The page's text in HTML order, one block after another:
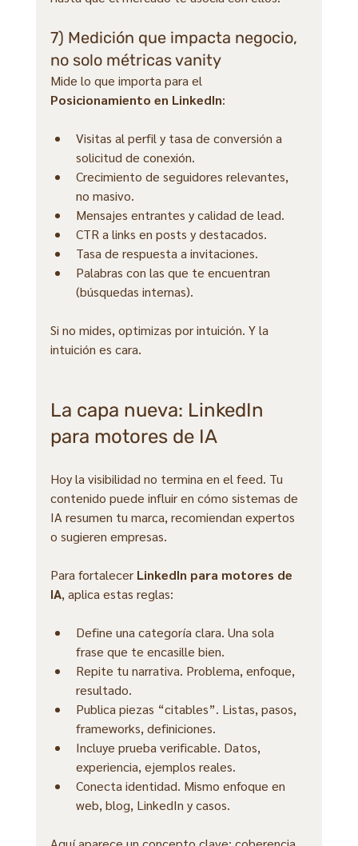
7) Medición que impacta negocio,
no solo métricas vanity
Mide lo que importa para el
Posicionamiento en LinkedIn:
Visitas al perfil y tasa de conversión a
solicitud de conexión.
Crecimiento de seguidores relevantes,
no masivo.
Mensajes entrantes y calidad de lead.
CTR a links en posts y destacados.
Tasa de respuesta a invitaciones.
Palabras con las que te encuentran
(búsquedas internas).
Si no mides, optimizas por intuición. Y la
intuición es cara.
La capa nueva: LinkedIn
para motores de IA
Hoy la visibilidad no termina en el feed. Tu
contenido puede influir en cómo sistemas de
IA resumen tu marca, recomiendan expertos
o sugieren empresas.
Para fortalecer LinkedIn para motores de
IA, aplica estas reglas:
Define una categoría clara. Una sola
frase que te encasille bien.
Repite tu narrativa. Problema, enfoque,
resultado.
Publica piezas “citables”. Listas, pasos,
frameworks, definiciones.
Incluye prueba verificable. Datos,
experiencia, ejemplos reales.
Conecta identidad. Mismo enfoque en
web, blog, LinkedIn y casos.